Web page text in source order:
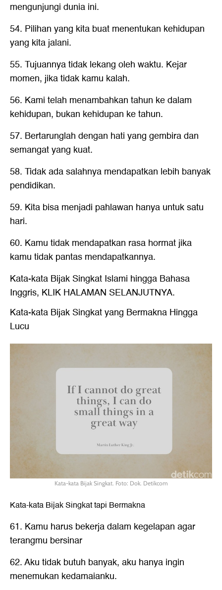
mengunjungi dunia ini.
54. Pilihan yang kita buat menentukan kehidupan
yang kita jalani.
55. Tujuannya tidak lekang oleh waktu. Kejar
momen, jika tidak kamu kalah.
56. Kami telah menambahkan tahun ke dalam
kehidupan, bukan kehidupan ke tahun.
57. Bertarunglah dengan hati yang gembira dan
semangat yang kuat.
58. Tidak ada salahnya mendapatkan lebih banyak
pendidikan.
59. Kita bisa menjadi pahlawan hanya untuk satu
hari.
60. Kamu tidak mendapatkan rasa hormat jika
kamu tidak pantas mendapatkannya.
Kata-kata Bijak Singkat Islami hingga Bahasa
Inggris, KLIK HALAMAN SELANJUTNYA.
Kata-kata Bijak Singkat yang Bermakna Hingga
Lucu
Kata-kata Bijak Singkat. Foto: Dok. Detikcom
Kata-kata Bijak Singkattapi Bermakna
61. Kamu harus bekerja dalam kegelapan agar
terangmu bersinar
62. Aku tidak butuh banyak, aku hanya ingin
menemukan kedamaianku.